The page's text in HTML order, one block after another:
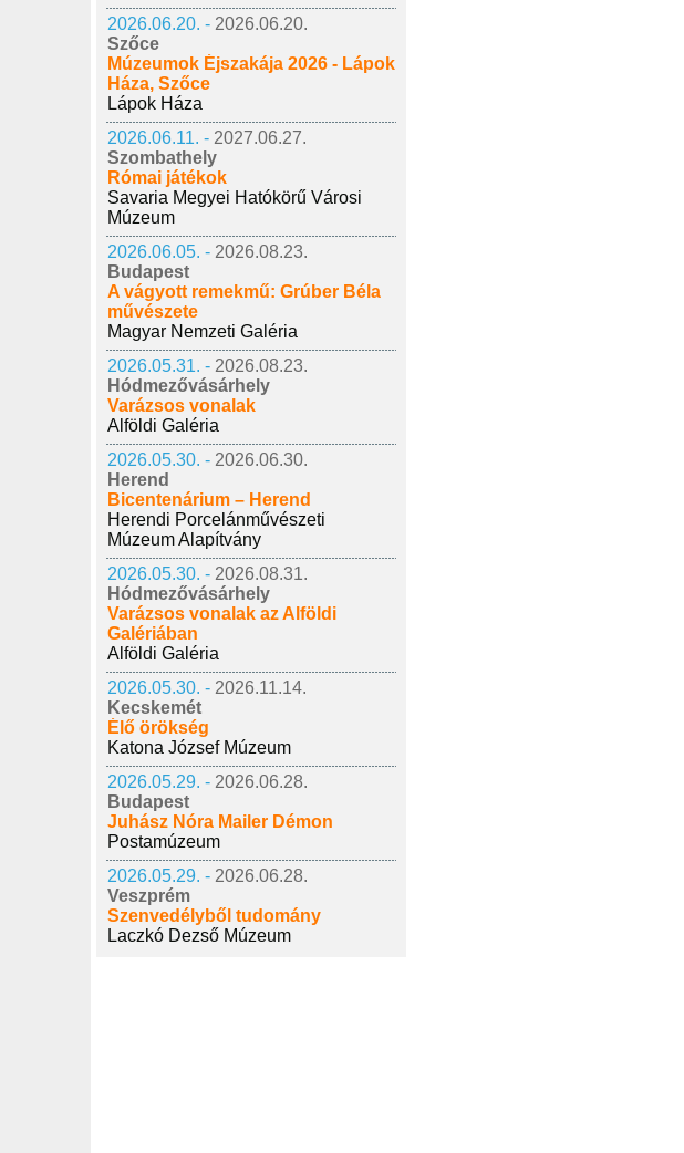
2026.06.20. - 2026.06.20.
Szőce
Múzeumok Éjszakája 2026 - Lápok
Háza, Szőce
Lápok Háza
2026.06.11. - 2027.06.27.
Szombathely
Római játékok
Savaria Megyei Hatókörű Városi
Múzeum
2026.06.05. - 2026.08.23.
Budapest
A vágyott remekmű: Grúber Béla
művészete
Magyar Nemzeti Galéria
2026.05.31. - 2026.08.23.
Hódmezővásárhely
Varázsos vonalak
Alföldi Galéria
2026.05.30. - 2026.06.30.
Herend
Bicentenárium – Herend
Herendi Porcelánművészeti
Múzeum Alapítvány
2026.05.30. - 2026.08.31.
Hódmezővásárhely
Varázsos vonalak az Alföldi
Galériában
Alföldi Galéria
2026.05.30. - 2026.11.14.
Kecskemét
Élő örökség
Katona József Múzeum
2026.05.29. - 2026.06.28.
Budapest
Juhász Nóra Mailer Démon
Postamúzeum
2026.05.29. - 2026.06.28.
Veszprém
Szenvedélyből tudomány
Laczkó Dezső Múzeum